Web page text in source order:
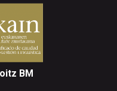
BM